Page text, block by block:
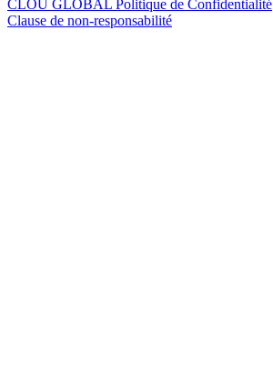
CLOU GLOBAL Politique de Confidentialité
Clause de non-responsabilité